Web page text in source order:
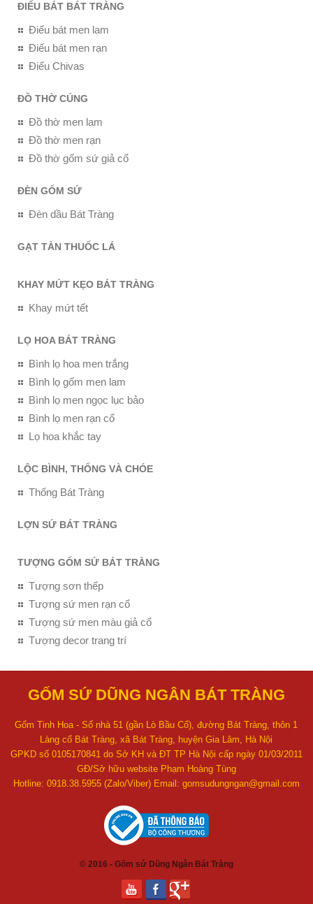
ĐIẾU BÁT BÁT TRÀNG
Điếu bát men lam
Điếu bát men rạn
Điếu Chivas
ĐỒ THỜ CÚNG
Đồ thờ men lam
Đồ thờ men rạn
Đồ thờ gốm sứ giả cổ
ĐÈN GỐM SỨ
Đèn dầu Bát Tràng
GẠT TÀN THUỐC LÁ
KHAY MỨT KẸO BÁT TRÀNG
Khay mứt tết
LỌ HOA BÁT TRÀNG
Bình lọ hoa men trắng
Bình lọ gốm men lam
Bình lọ men ngọc lục bảo
Bình lọ men rạn cổ
Lọ hoa khắc tay
LỘC BÌNH, THỐNG VÀ CHÓE
Thống Bát Tràng
LỢN SỨ BÁT TRÀNG
TƯỢNG GỐM SỨ BÁT TRÀNG
Tượng sơn thếp
Tượng sứ men rạn cổ
Tượng sứ men màu giả cổ
Tượng decor trang trí
GỐM SỨ DŨNG NGÂN BÁT TRÀNG
Gốm Tinh Hoa - Số nhà 51 (gần Lò Bầu Cổ), đường Bát Tràng, thôn 1
Làng cổ Bát Tràng, xã Bát Tràng, huyện Gia Lâm, Hà Nội
GPKD số 0105170841 do Sở KH và ĐT TP Hà Nội cấp ngày 01/03/2011
GĐ/Sở hữu website Phạm Hoàng Tùng
Hotline: 0918.38.5955 (Zalo/Viber) Email: gomsudungngan@gmail.com
© 2016 - Gốm sứ Dũng Ngân Bát Tràng